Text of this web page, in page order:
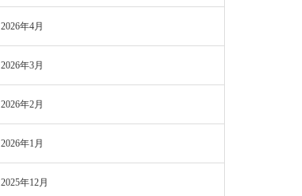
2026年4月
2026年3月
2026年2月
2026年1月
2025年12月